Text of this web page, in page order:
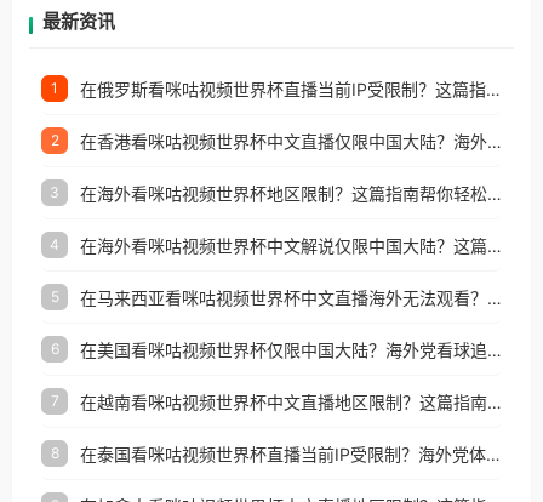
最新资讯
1 在俄罗斯看咪咕视频世界杯直播当前IP受限制？这篇指南帮你搞定海外观赛难题
2 在香港看咪咕视频世界杯中文直播仅限中国大陆？海外党体育观赛终极指南
3 在海外看咪咕视频世界杯地区限制？这篇指南帮你轻松解锁中文解说赛事
4 在海外看咪咕视频世界杯中文解说仅限中国大陆？这篇指南帮你突破限制看遍赛事
5 在马来西亚看咪咕视频世界杯中文直播海外无法观看？这篇指南帮你突破所有地区限制
6 在美国看咪咕视频世界杯仅限中国大陆？海外党看球追剧全攻略
7 在越南看咪咕视频世界杯中文直播地区限制？这篇指南让你流畅看球无压力
8 在泰国看咪咕视频世界杯直播当前IP受限制？海外党体育观赛终极指南来了！